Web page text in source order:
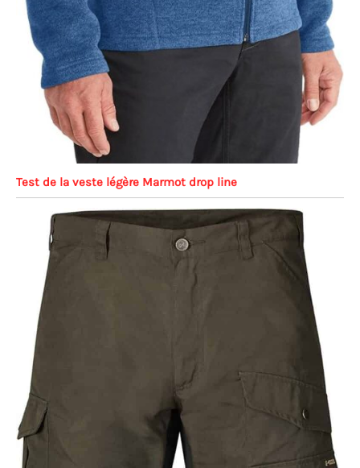
Test de la veste légère Marmot drop line